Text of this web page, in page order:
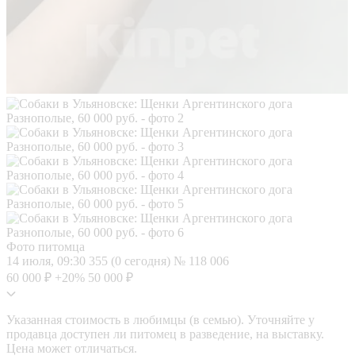
Фото питомца
14 июля, 09:30 355 (0 сегодня) № 118 006
60 000 ₽ +20% 50 000 ₽
Указанная стоимость в любимцы (в семью). Уточняйте у
продавца доступен ли питомец в разведение, на выставку.
Цена может отличаться.